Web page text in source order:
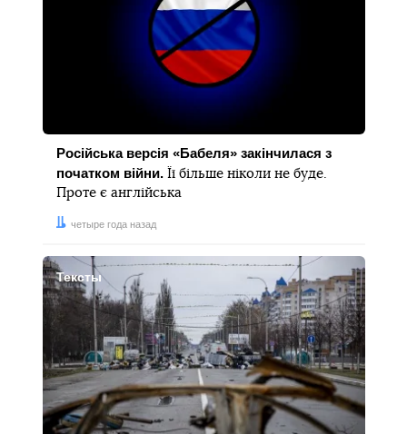
Російська версія «Бабеля» закінчилася з
початком війни.Її більше ніколи не буде.
Проте є англійська
Дата:четыре года назад
Тексты